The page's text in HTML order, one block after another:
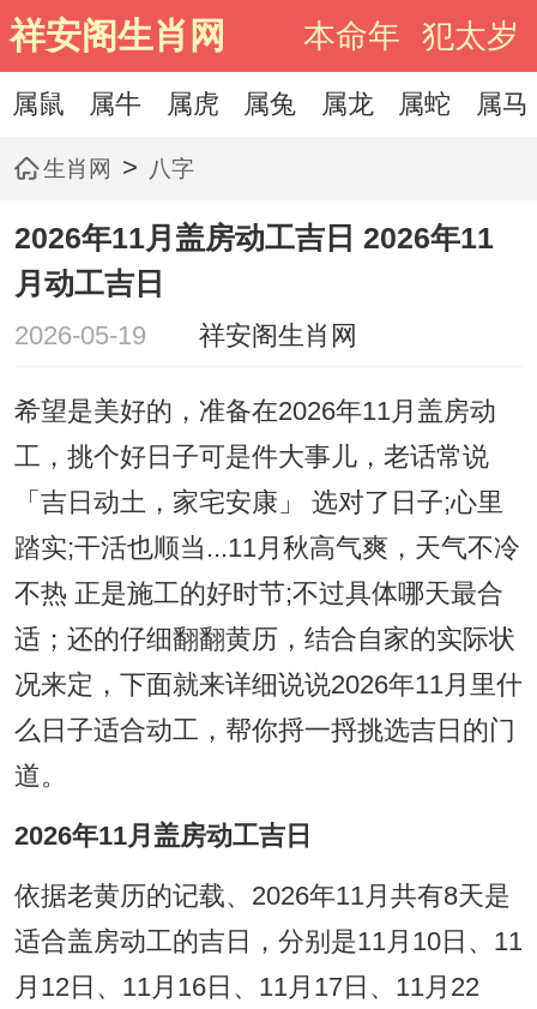
祥安阁生肖网 本命年 犯太岁
属鼠 属牛 属虎 属兔 属龙 属蛇 属马
生肖网 > 八字
2026年11月盖房动工吉日 2026年11
月动工吉日
2026-05-19 祥安阁生肖网
希望是美好的，准备在2026年11月盖房动
工，挑个好日子可是件大事儿，老话常说
「吉日动土，家宅安康」 选对了日子;心里
踏实;干活也顺当...11月秋高气爽，天气不冷
不热 正是施工的好时节;不过具体哪天最合
适；还的仔细翻翻黄历，结合自家的实际状
况来定，下面就来详细说说2026年11月里什
么日子适合动工，帮你捋一捋挑选吉日的门
道。
2026年11月盖房动工吉日
依据老黄历的记载、2026年11月共有8天是
适合盖房动工的吉日，分别是11月10日、11
月12日、11月16日、11月17日、11月22